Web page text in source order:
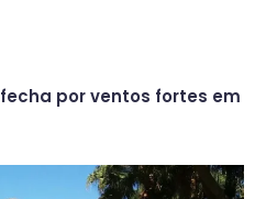
por ventos fortes em